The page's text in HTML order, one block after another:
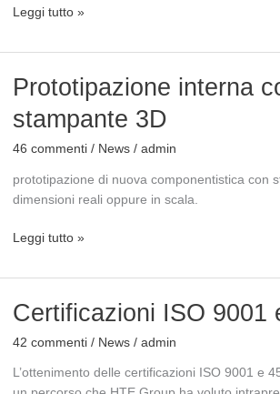
Leggi tutto »
Prototipazione interna
stampante 3D
46 commenti / News/ admin
prototipazione di nuova componentistica con
dimensioni reali oppure in scala.
Prototipazione
interna
con
Leggi tutto »
Certificazioni ISO 9001
42 commenti / News/ admin
L’ottenimento delle certificazioni ISO 9001 e
Certificazioni
ISO
9001
e